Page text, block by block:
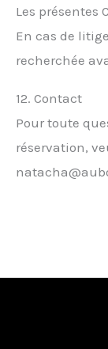
Les présentes
En cas de
recherchée
12. Contact
Pour toute
réservation,